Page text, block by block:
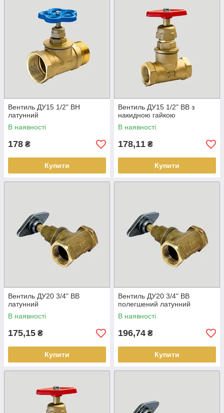
Вентиль ДУ15 1/2" ВН
латунний
В наявності
178 ₴
Купити
Вентиль ДУ15 1/2" ВВ з
накидною гайкою
В наявності
178,11 ₴
Купити
Вентиль ДУ20 3/4" ВВ
латунний
В наявності
175,15 ₴
Купити
Вентиль ДУ20 3/4" ВВ
полегшений латунний
В наявності
196,74 ₴
Купити